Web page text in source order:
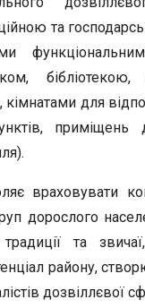
та
кімнатами для
приміщень
враховувати
дорослого
та
району,
дозвіллєвої